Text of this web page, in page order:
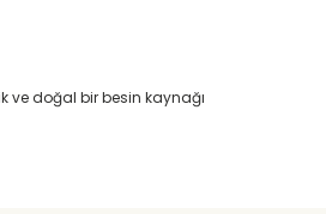
ve doğal bir besin kaynağı